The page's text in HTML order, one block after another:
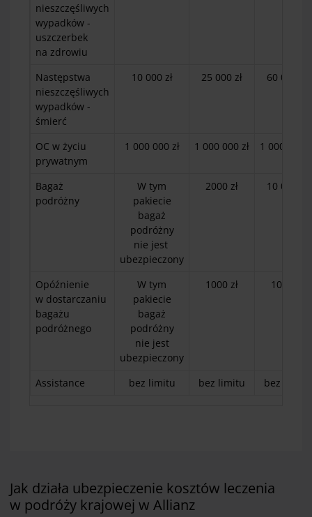
nieszczęśliwych
wypadków -
uszczerbek
na zdrowiu
Następstwa
nieszczęśliwych
wypadków -
śmierć
10 000 zł 25 000 zł 60 000 zł
OC w życiu
prywatnym
1 000 000 zł 1 000 000 zł 1 000 000
Bagaż
podróżny
W tym
pakiecie
bagaż
podróżny
nie jest
ubezpieczony
2000 zł 10 000 zł
Opóźnienie
w dostarczaniu
bagażu
podróżnego
W tym
pakiecie
bagaż
podróżny
nie jest
ubezpieczony
1000 zł 1000 zł
Assistance bez limitu bez limitu bez limitu
Jak działa ubezpieczenie kosztów leczenia
w podróży krajowej w Allianz